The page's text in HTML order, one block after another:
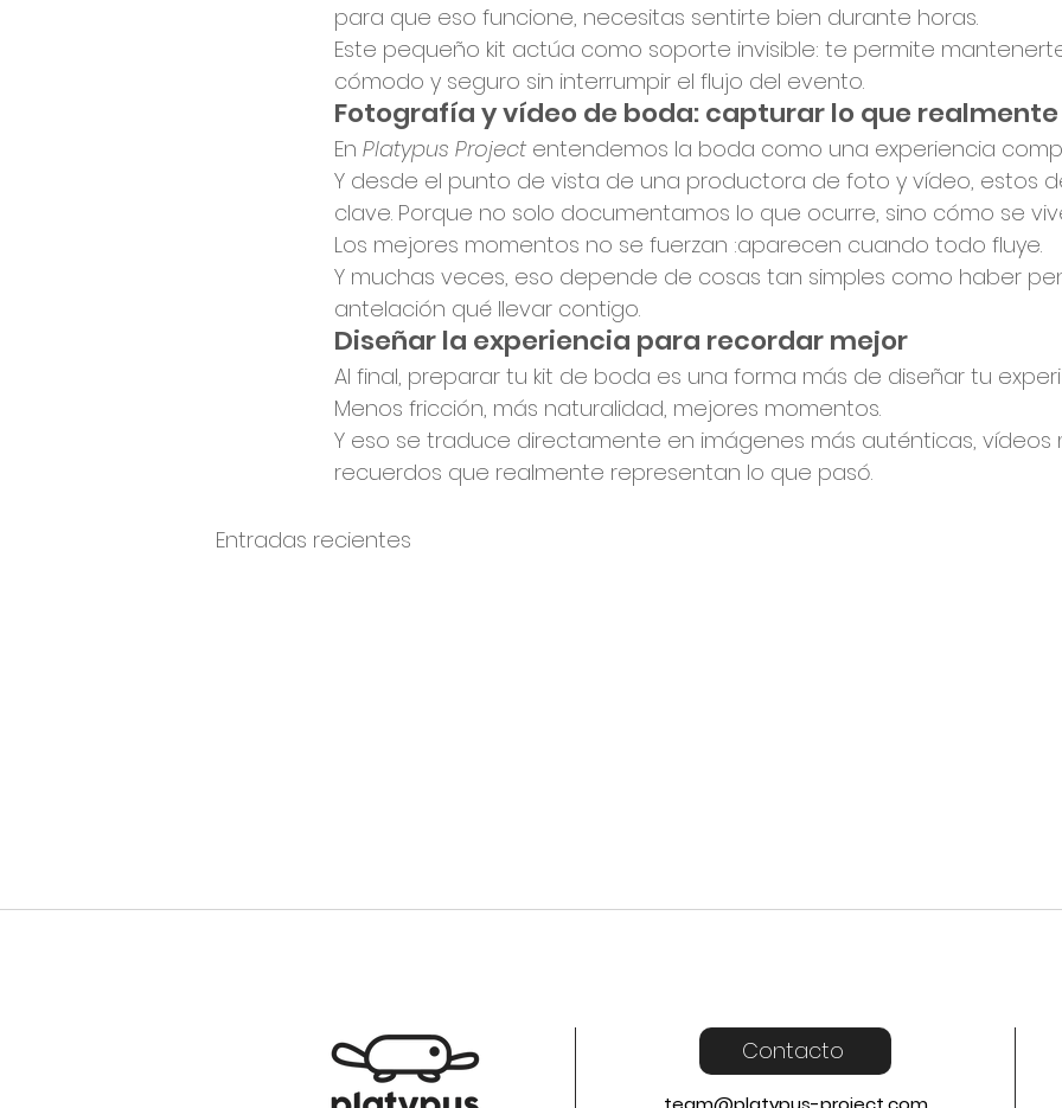
para que eso funcione, necesitas sentirte bien durante horas.
Este pequeño kit actúa como soporte invisible: te permite
cómodo y seguro sin interrumpir el flujo del evento.
Fotografía y vídeo de boda: capturar lo que
En Platypus Project entendemos la boda como una experiencia
Y desde el punto de vista de una productora de foto y vídeo, estos
clave. Porque no solo documentamos lo que ocurre, sino cómo se
Los mejores momentos no se fuerzan :aparecen cuando todo fluye.
Y muchas veces, eso depende de cosas tan simples como haber
antelación qué llevar contigo.
Diseñar la experiencia para recordar mejor
Al final, preparar tu kit de boda es una forma más de diseñar tu
Menos fricción, más naturalidad, mejores momentos.
Y eso se traduce directamente en imágenes más auténticas, vídeos
recuerdos que realmente representan lo que pasó.
Entradas recientes
Contacto